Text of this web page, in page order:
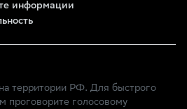
информации
территории РФ. Для быстрого
проговорите голосовому